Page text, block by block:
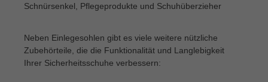
Schnürsenkel, Pflegeprodukte und Schuhüberzieher
Neben Einlegesohlen gibt es viele weitere nützliche
Zubehörteile, die die Funktionalität und Langlebigkeit
Ihrer Sicherheitsschuhe verbessern: